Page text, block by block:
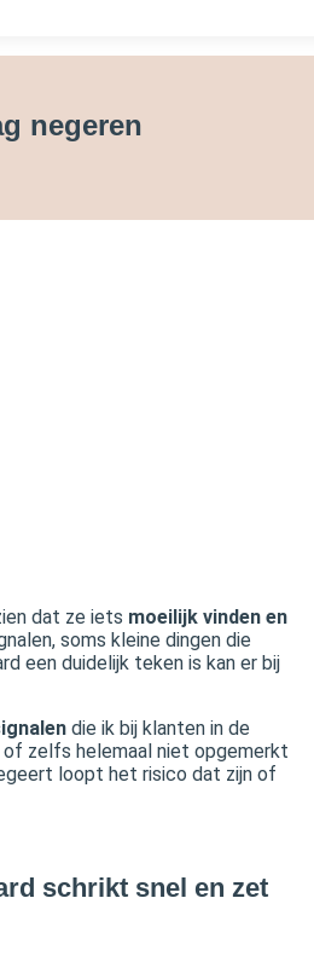
negeren
dat ze iets moeilijk vinden en
soms kleine dingen die
een duidelijk teken is kan er bij
die ik bij klanten in de
of zelfs helemaal niet opgemerkt
loopt het risico dat zijn of
schrikt snel en zet